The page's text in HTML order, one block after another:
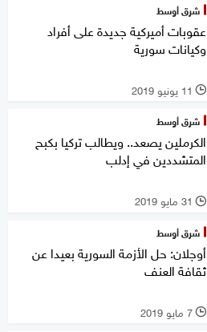
شرق أوسط
عقوبات أميركية جديدة على أفراد
وكيانات سورية
l 11 يونيو 2019
شرق أوسط
الكرملين يصعد.. ويطالب تركيا بكبح
المتشددين في إدلب
l 31 مايو 2019
شرق أوسط
أوجلان: حل الأزمة السورية بعيدا عن
ثقافة العنف
l 7 مايو 2019